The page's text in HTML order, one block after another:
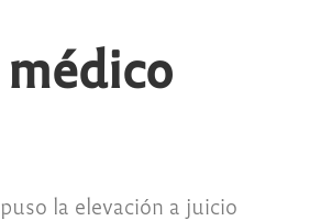
la elevación a juicio